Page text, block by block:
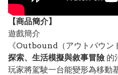
【商品簡介】
遊戲簡介
《Outbound（アウトバウン
探索、生活模擬與敘事冒險 的
玩家將駕駛一台能變形為移動